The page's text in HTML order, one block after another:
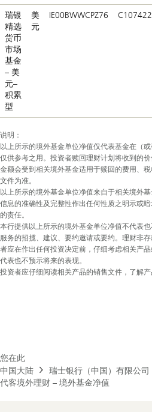
瑞银
精选
货币
市场
基金
– 美
元–
积累
型
美
元
IE00BWWCPZ76
说明：
以上所示的境外基金单位净值仅代表基金在（
仅供参考之用。投资者赎回理财计划将收到的
金额会受到相关境外基金适用于赎回的费用、
文件为准。
以上所示的境外基金单位净值来自于相关境外
信息的准确性及完整性作出任何性质之明示或
的责任。
本行提供以上所示的境外基金单位净值不代表
服务的招揽、建议、要约邀请或要约。理财非
者应在作出任何投资决定前，仔细考虑相关产
代表也不预示将来的表现。
投资者应仔细阅读相关产品的销售文件，了解产
您在此
中国大陆
瑞士银行（中国）有限公司
代客境外理财 – 境外基金净值